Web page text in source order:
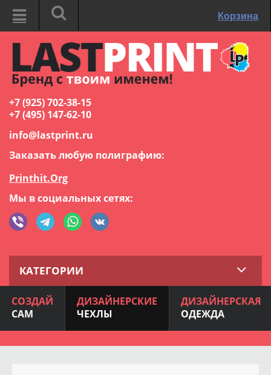
Корзина
+7 (925) 702-38-15
+7 (495) 147-62-10
info@lastprint.ru
Заказать любую полиграфию:
Printhit.Org
Мы в социальных сетях:
КАТЕГОРИИ
СОЗДАЙ
САМ
ДИЗАЙНЕРСКИЕ
ЧЕХЛЫ
ДИЗАЙНЕРСКАЯ
ОДЕЖДА